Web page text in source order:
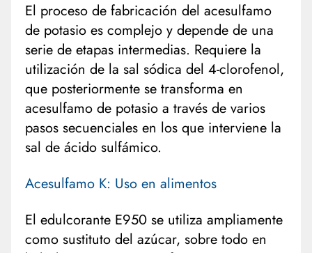
El proceso de fabricación del acesulfamo
de potasio es complejo y depende de una
serie de etapas intermedias. Requiere la
utilización de la sal sódica del 4-clorofenol,
que posteriormente se transforma en
acesulfamo de potasio a través de varios
pasos secuenciales en los que interviene la
sal de ácido sulfámico.
Acesulfamo K: Uso en alimentos
El edulcorante E950 se utiliza ampliamente
como sustituto del azúcar, sobre todo en